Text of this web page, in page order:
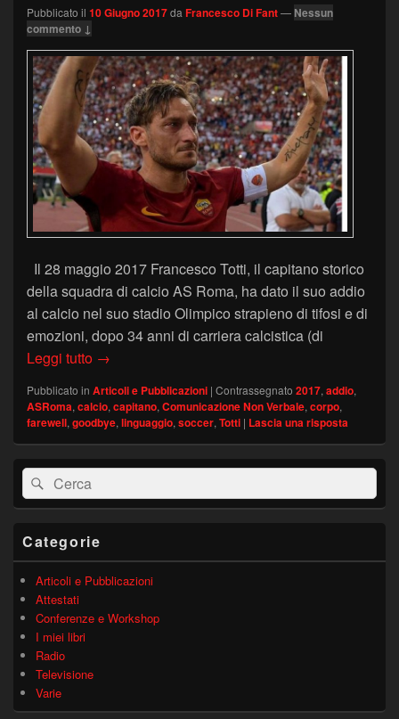
Pubblicato il 10 Giugno 2017da Francesco Di Fant— Nessun
commento ↓
Il 28 maggio 2017 Francesco Totti, il capitano storico
della squadra di calcio AS Roma, ha dato il suo addio
al calcio nel suo stadio Olimpico strapieno di tifosi e di
emozioni, dopo 34 anni di carriera calcistica (di
Leggi tutto Le emozioni di Totti nel suo addio al calcio
→
Pubblicato in Articoli e Pubblicazioni | Contrassegnato 2017,addio,
ASRoma,calcio,capitano,Comunicazione Non Verbale,corpo,
farewell,goodbye,linguaggio,soccer,Totti | Lascia una risposta
Area
widget
barra
Cerca:Cerca
Categorie
Articoli e Pubblicazioni
Attestati
Conferenze e Workshop
I miei libri
Radio
Televisione
Varie